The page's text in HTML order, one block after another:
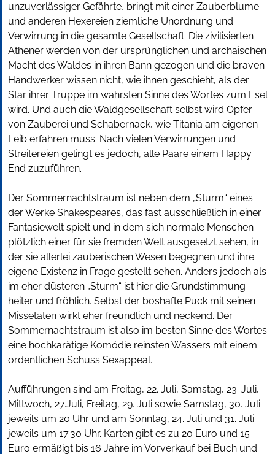
unzuverlässiger Gefährte, bringt mit einer Zauberblume
und anderen Hexereien ziemliche Unordnung und
Verwirrung in die gesamte Gesellschaft. Die zivilisierten
Athener werden von der ursprünglichen und archaischen
Macht des Waldes in ihren Bann gezogen und die braven
Handwerker wissen nicht, wie ihnen geschieht, als der
Star ihrer Truppe im wahrsten Sinne des Wortes zum Esel
wird. Und auch die Waldgesellschaft selbst wird Opfer
von Zauberei und Schabernack, wie Titania am eigenen
Leib erfahren muss. Nach vielen Verwirrungen und
Streitereien gelingt es jedoch, alle Paare einem Happy
End zuzuführen.
Der Sommernachtstraum ist neben dem „Sturm“ eines
der Werke Shakespeares, das fast ausschließlich in einer
Fantasiewelt spielt und in dem sich normale Menschen
plötzlich einer für sie fremden Welt ausgesetzt sehen, in
der sie allerlei zauberischen Wesen begegnen und ihre
eigene Existenz in Frage gestellt sehen. Anders jedoch als
im eher düsteren „Sturm“ ist hier die Grundstimmung
heiter und fröhlich. Selbst der boshafte Puck mit seinen
Missetaten wirkt eher freundlich und neckend. Der
Sommernachtstraum ist also im besten Sinne des Wortes
eine hochkarätige Komödie reinsten Wassers mit einem
ordentlichen Schuss Sexappeal.
Aufführungen sind am Freitag, 22. Juli, Samstag, 23. Juli,
Mittwoch, 27.Juli, Freitag, 29. Juli sowie Samstag, 30. Juli
jeweils um 20 Uhr und am Sonntag, 24. Juli und 31. Juli
jeweils um 17.30 Uhr. Karten gibt es zu 20 Euro und 15
Euro ermäßigt bis 16 Jahre im Vorverkauf bei Buch und